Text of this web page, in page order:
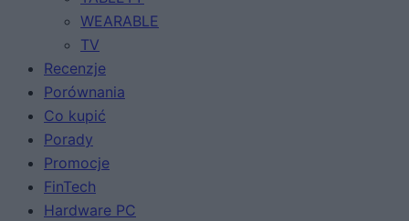
WEARABLE
TV
Recenzje
Porównania
Co kupić
Porady
Promocje
FinTech
Hardware PC